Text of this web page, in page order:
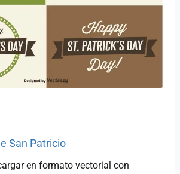
San Patricio
en formato vectorial con